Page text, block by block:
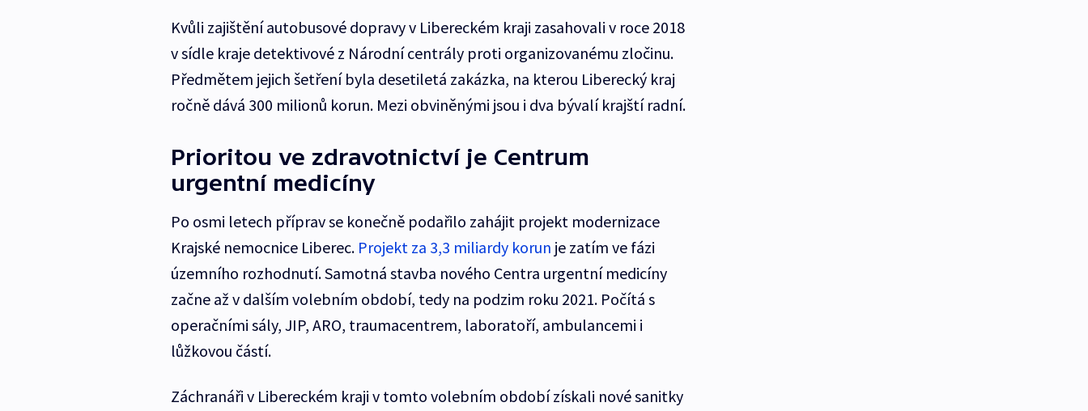
Kvůli zajištění autobusové dopravy v Libereckém kraji zasahovali v roce 2018
v sídle kraje detektivové z Národní centrály proti organizovanému zločinu.
Předmětem jejich šetření byla desetiletá zakázka, na kterou Liberecký kraj
ročně dává 300 milionů korun. Mezi obviněnými jsou i dva bývalí krajští radní.
Prioritou ve zdravotnictví je Centrum
urgentní medicíny
Po osmi letech příprav se konečně podařilo zahájit projekt modernizace
Krajské nemocnice Liberec. Projekt za 3,3 miliardy korun je zatím ve fázi
územního rozhodnutí. Samotná stavba nového Centra urgentní medicíny
začne až v dalším volebním období, tedy na podzim roku 2021. Počítá s
operačními sály, JIP, ARO, traumacentrem, laboratoří, ambulancemi i
lůžkovou částí.
Záchranáři v Libereckém kraji v tomto volebním období získali nové sanitky